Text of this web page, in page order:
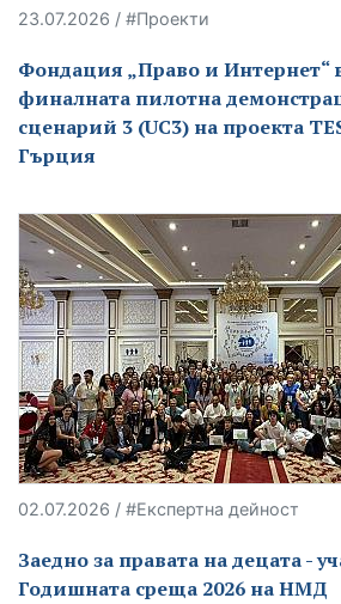
23.07.2026 / #Проекти
Фондация „Право и Интернет“
финалната пилотна
сценарий 3 (UC3) на проекта
Гърция
02.07.2026 / #Експертна дейност
Заедно за правата на децата -
Годишната среща 2026 на НМД